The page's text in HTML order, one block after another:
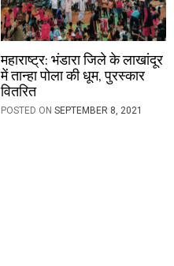
महाराष्ट्र: भंडारा जिले के लाखांदूर
में तान्हा पोला की धूम, पुरस्कार
वितरित
POSTED ONSEPTEMBER 8, 2021